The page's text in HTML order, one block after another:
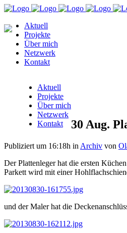
Aktuell
Projekte
Über mich
Netzwerk
Kontakt
Aktuell
Projekte
Über mich
Netzwerk
Kontakt
30 Aug.
Publiziert um 16:18h in Archiv von
Der Plattenleger hat die ersten
Parkett wird mit einer
und der Maler hat die